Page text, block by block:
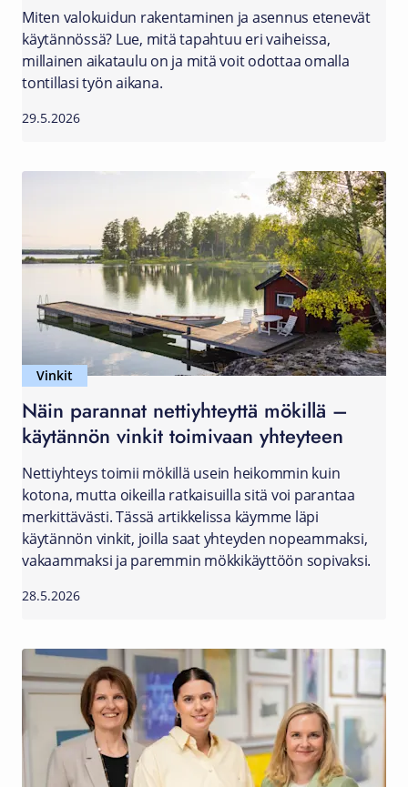
Miten valokuidun rakentaminen ja asennus etenevät
käytännössä? Lue, mitä tapahtuu eri vaiheissa,
millainen aikataulu on ja mitä voit odottaa omalla
tontillasi työn aikana.
29.5.2026
Vinkit
Näin parannat nettiyhteyttä mökillä –
käytännön vinkit toimivaan yhteyteen
Nettiyhteys toimii mökillä usein heikommin kuin
kotona, mutta oikeilla ratkaisuilla sitä voi parantaa
merkittävästi. Tässä artikkelissa käymme läpi
käytännön vinkit, joilla saat yhteyden nopeammaksi,
vakaammaksi ja paremmin mökkikäyttöön sopivaksi.
28.5.2026